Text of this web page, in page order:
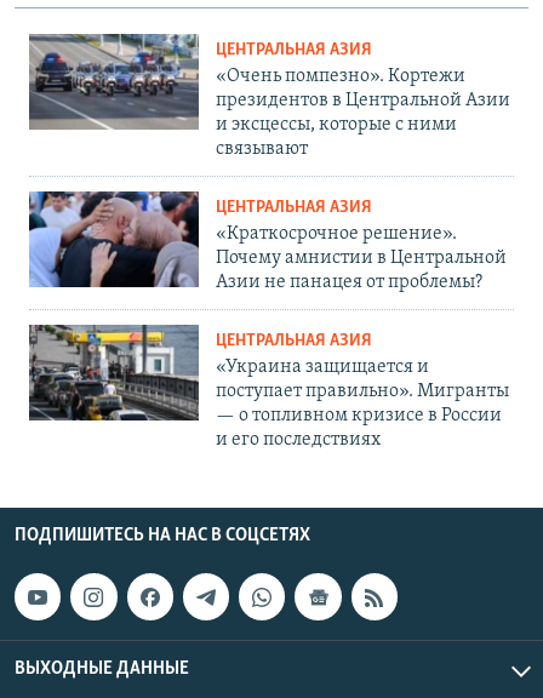
ЦЕНТРАЛЬНАЯ АЗИЯ
«Очень помпезно». Кортежи
президентов в Центральной Азии
и эксцессы, которые с ними
связывают
ЦЕНТРАЛЬНАЯ АЗИЯ
«Краткосрочное решение».
Почему амнистии в Центральной
Азии не панацея от проблемы?
ЦЕНТРАЛЬНАЯ АЗИЯ
«Украина защищается и
поступает правильно». Мигранты
— о топливном кризисе в России
и его последствиях
ПОДПИШИТЕСЬ НА НАС В СОЦСЕТЯХ
ВЫХОДНЫЕ ДАННЫЕ